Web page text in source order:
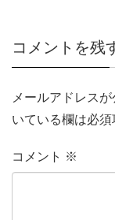
コメントを残
メールアドレス
いている欄は必須
コメント ※